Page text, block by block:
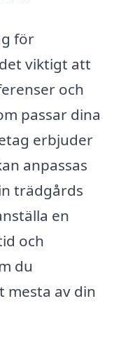
för
viktigt att
och
passar dina
erbjuder
anpassas
trädgårds
en
och
du
mesta av din